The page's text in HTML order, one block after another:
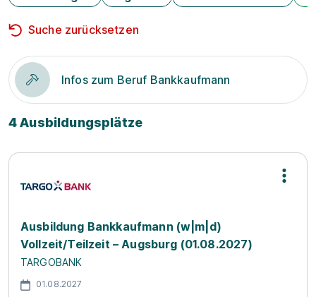
Suche zurücksetzen
Infos zum Beruf Bankkaufmann
4 Ausbildungsplätze
Ausbildung Bankkaufmann (w|m|d)
Vollzeit/Teilzeit – Augsburg (01.08.2027)
TARGOBANK
01.08.2027